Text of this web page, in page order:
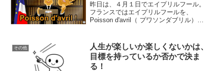
昨日は、４月１日でエイプリルフール。
フランスではエイプリルフールを、
Poisson d'avril（ プワソンダブリル）と
いたずらをするのが伝統的。この日のた
めに、ジョ...
その他
人生が楽しいか楽しくないかは、
目標を持っているか否かで決ま
る！